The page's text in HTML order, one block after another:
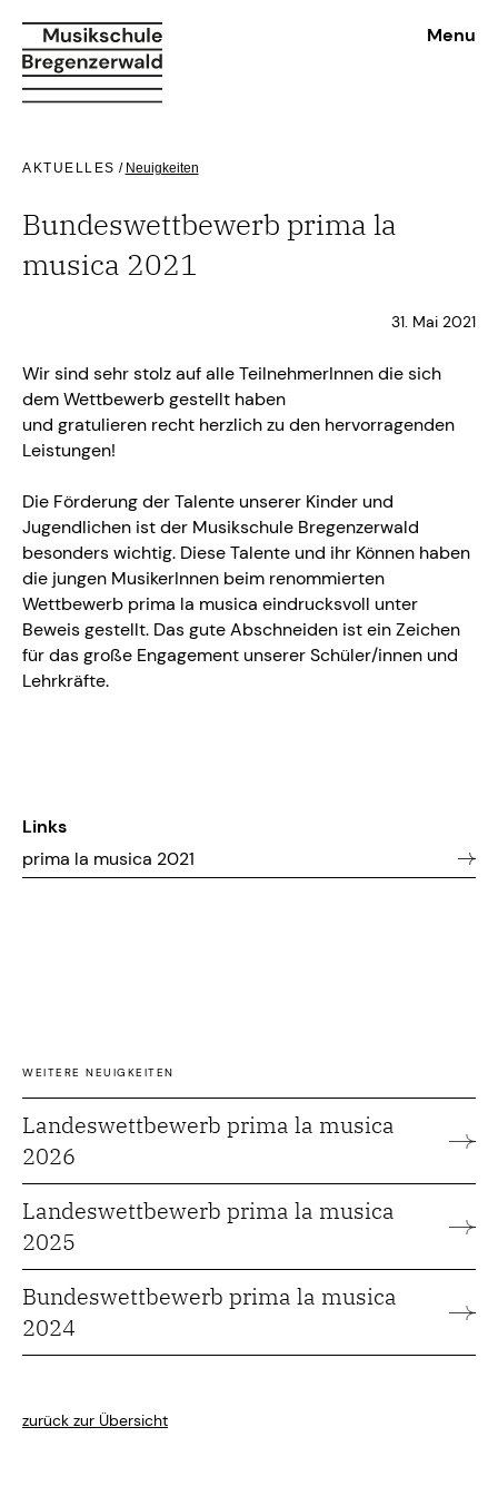
Menu
AKTUELLES / Neuigkeiten
Bundeswettbewerb prima la
musica 2021
31. Mai 2021
Wir sind sehr stolz auf alle TeilnehmerInnen die sich
dem Wettbewerb gestellt haben
und gratulieren recht herzlich zu den hervorragenden
Leistungen!
Die Förderung der Talente unserer Kinder und
Jugendlichen ist der Musikschule Bregenzerwald
besonders wichtig. Diese Talente und ihr Können haben
die jungen MusikerInnen beim renommierten
Wettbewerb prima la musica eindrucksvoll unter
Beweis gestellt. Das gute Abschneiden ist ein Zeichen
für das große Engagement unserer Schüler/innen und
Lehrkräfte.
Links
prima la musica 2021
WEITERE NEUIGKEITEN
Landeswettbewerb prima la musica
2026
Landeswettbewerb prima la musica
2025
Bundeswettbewerb prima la musica
2024
zurück zur Übersicht